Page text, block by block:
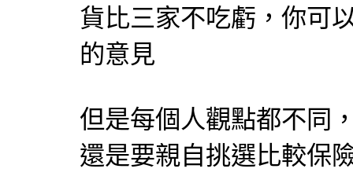
貨比三家不吃虧，你可
的意見
但是每個人觀點都不同
還是要親自挑選比較保